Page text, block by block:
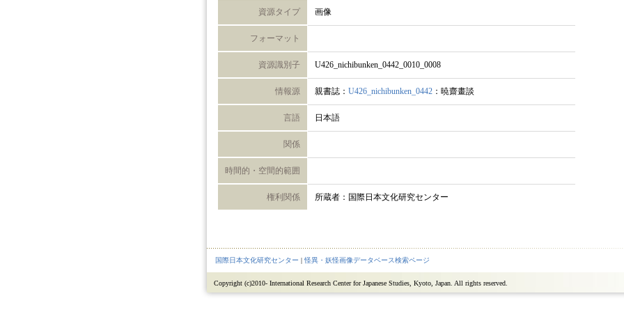
資源タイプ 画像
フォーマット
資源識別子 U426_nichibunken_0442_0010_0008
情報源 親書誌： U426_nichibunken_0442 ：暁齋畫談
言語 日本語
関係
時間的・空間的範囲
権利関係 所蔵者：国際日本文化研究センター
国際日本文化研究センター | 怪異・妖怪画像データベース検索ページ
Copyright (c)2010- International Research Center for Japanese Studies, Kyoto, Japan. All rights reserved.